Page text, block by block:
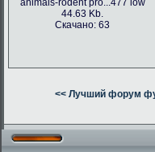
animals-rodent pro...477 low
44.63 Kb.
Скачано: 63
<< Лучший форум